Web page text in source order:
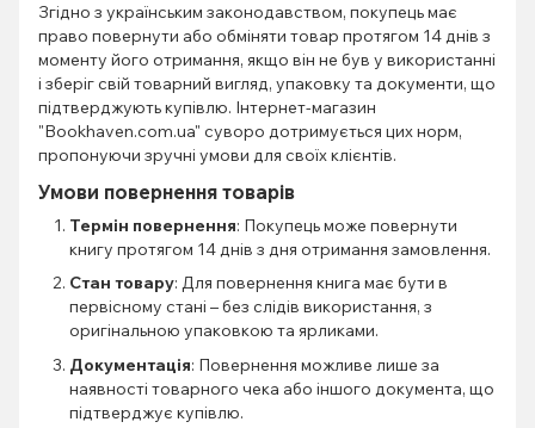
Згідно з українським законодавством, покупець має
право повернути або обміняти товар протягом 14 днів з
моменту його отримання, якщо він не був у використанні
і зберіг свій товарний вигляд, упаковку та документи, що
підтверджують купівлю. Інтернет-магазин
"Bookhaven.com.ua" суворо дотримується цих норм,
пропонуючи зручні умови для своїх клієнтів.
Умови повернення товарів
Термін повернення: Покупець може повернути
книгу протягом 14 днів з дня отримання замовлення.
Стан товару: Для повернення книга має бути в
первісному стані – без слідів використання, з
оригінальною упаковкою та ярликами.
Документація: Повернення можливе лише за
наявності товарного чека або іншого документа, що
підтверджує купівлю.